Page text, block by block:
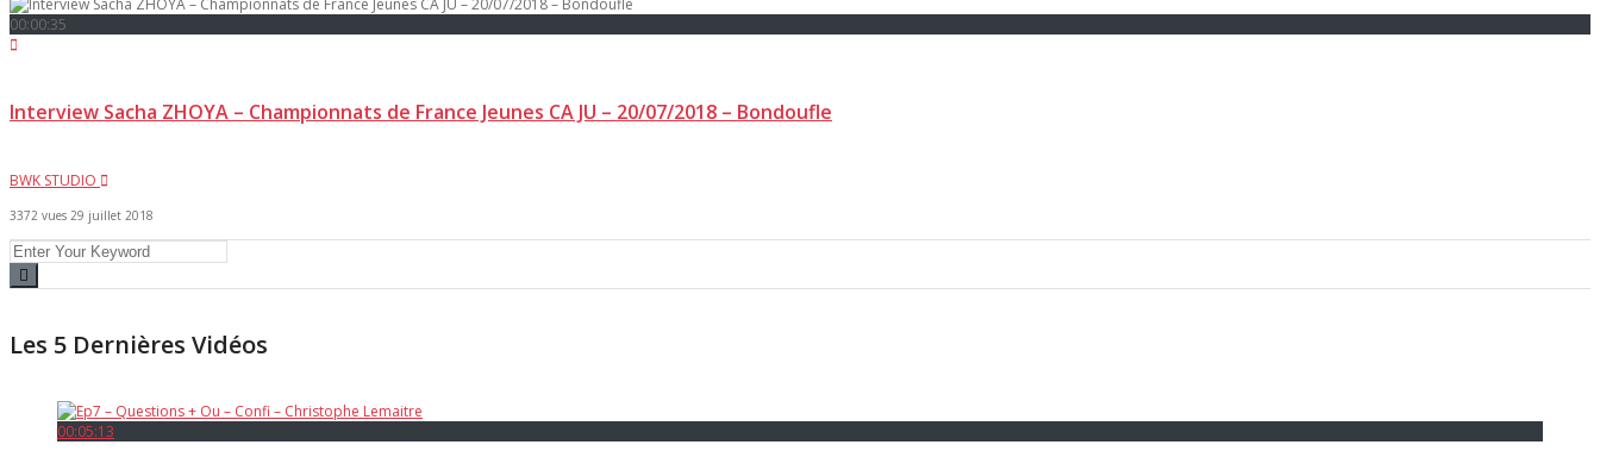
00:00:35
Interview Sacha ZHOYA – Championnats de France Jeunes CA JU – 20/07/2018 – Bondoufle
BWK STUDIO
3372 vues 29 juillet 2018
Les 5 Dernières Vidéos
00:05:13